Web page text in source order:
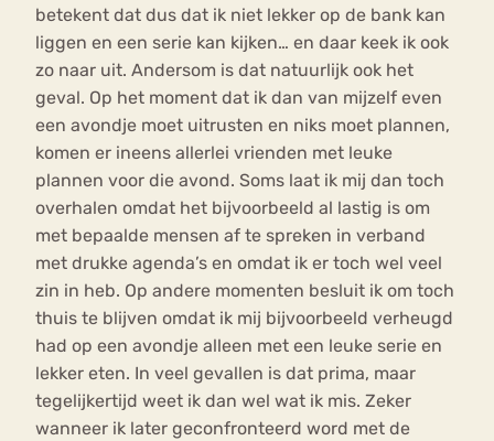
betekent dat dus dat ik niet lekker op de bank kan
liggen en een serie kan kijken… en daar keek ik ook
zo naar uit. Andersom is dat natuurlijk ook het
geval. Op het moment dat ik dan van mijzelf even
een avondje moet uitrusten en niks moet plannen,
komen er ineens allerlei vrienden met leuke
plannen voor die avond. Soms laat ik mij dan toch
overhalen omdat het bijvoorbeeld al lastig is om
met bepaalde mensen af te spreken in verband
met drukke agenda’s en omdat ik er toch wel veel
zin in heb. Op andere momenten besluit ik om toch
thuis te blijven omdat ik mij bijvoorbeeld verheugd
had op een avondje alleen met een leuke serie en
lekker eten. In veel gevallen is dat prima, maar
tegelijkertijd weet ik dan wel wat ik mis. Zeker
wanneer ik later geconfronteerd word met de